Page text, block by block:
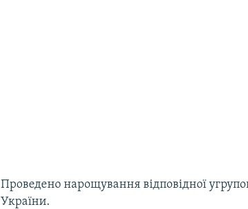
Проведено нарощування відповідної
України.